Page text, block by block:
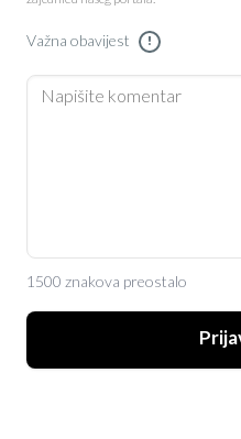
Važna obavijest !
1500 znakova preostalo